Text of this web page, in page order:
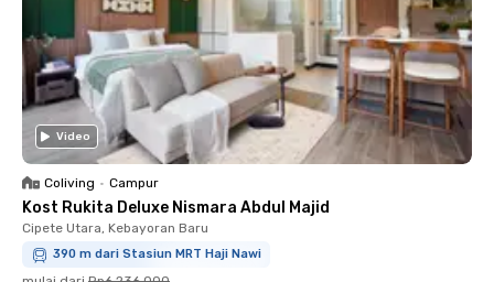
Video
Coliving • Campur
Kost Rukita Deluxe Nismara Abdul Majid
Cipete Utara, Kebayoran Baru
390 m dari Stasiun MRT Haji Nawi